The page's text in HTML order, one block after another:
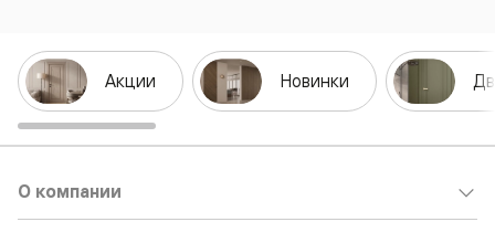
Акции Новинки
О компании